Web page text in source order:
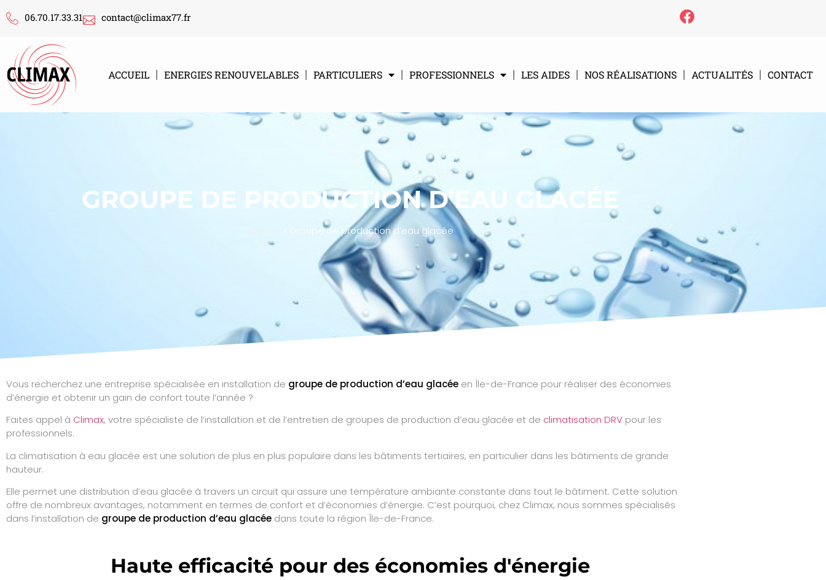
06.70.17.33.31 contact@climax77.fr
ACCUEIL ENERGIES RENOUVELABLES PARTICULIERS PROFESSIONNELS LES AIDES NOS RÉALISATIONS ACTUALITÉS CONTACT
GROUPE DE PRODUCTION D’EAU GLACÉE
» Groupe de production d’eau glacée
Vous recherchez une entreprise spécialisée en installation de groupe de production d’eau glacée en Île-de-France pour réaliser des économies
d’énergie et obtenir un gain de confort toute l’année ?
Faites appel à Climax, votre spécialiste de l’installation et de l’entretien de groupes de production d’eau glacée et de climatisation DRV pour les
professionnels.
La climatisation à eau glacée est une solution de plus en plus populaire dans les bâtiments tertiaires, en particulier dans les bâtiments de grande
hauteur.
Elle permet une distribution d’eau glacée à travers un circuit qui assure une température ambiante constante dans tout le bâtiment. Cette solution
offre de nombreux avantages, notamment en termes de confort et d’économies d’énergie. C’est pourquoi, chez Climax, nous sommes spécialisés
dans l’installation de groupe de production d’eau glacée dans toute la région Île-de-France.
Haute efficacité pour des économies d'énergie